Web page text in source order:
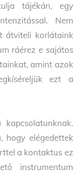
tájékán, egy
Nem
átviteli korlátaink
ráérez e sajátos
amint azok
ezt a
hogy elégedettek
a kontaktus ez
instrumentum